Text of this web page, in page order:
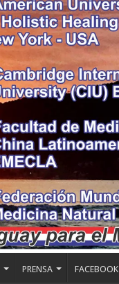
PRENSA FACEBOOK